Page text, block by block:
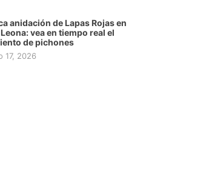
anidación de Lapas Rojas en
vea en tiempo real el
de pichones
17, 2026